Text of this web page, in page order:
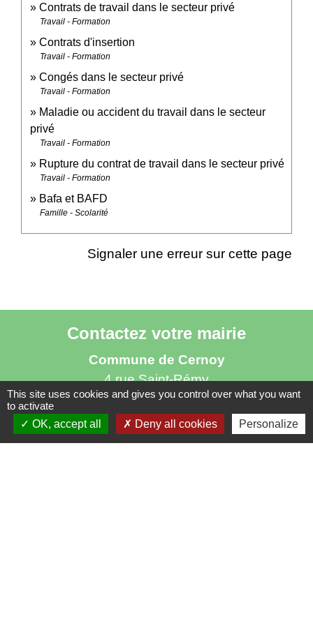
Contrats de travail dans le secteur privé
Travail - Formation
Contrats d'insertion
Travail - Formation
Congés dans le secteur privé
Travail - Formation
Maladie ou accident du travail dans le secteur
privé
Travail - Formation
Rupture du contrat de travail dans le secteur privé
Travail - Formation
Bafa et BAFD
Famille - Scolarité
Signaler une erreur sur cette page
Contactez votre mairie
Commune de Cernoy
4 rue Saint-Rémy
60190 Cernoy - FRANCE
+33 3 44 51 84 43
Contact par formulaire
This site uses cookies and gives you control over what you want
to activate
OK, accept all
Deny all cookies Personalize